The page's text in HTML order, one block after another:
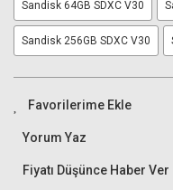
Sandisk 64GB SDXC V30
Sandisk 256GB SDXC V30
Yorum Yaz
Fiyatı Düşünce Haber Ver